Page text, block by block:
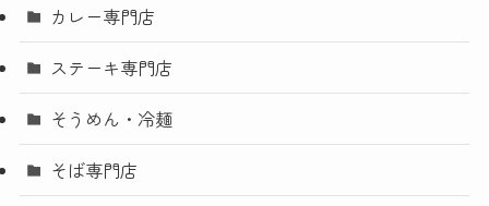
カレー専門店
ステーキ専門店
そうめん・冷麺
そば専門店